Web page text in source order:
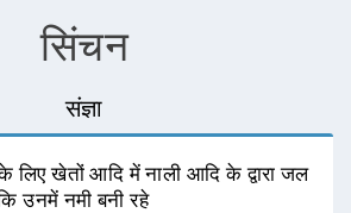
सिंचन
संज्ञा
लिए खेतों आदि में नाली आदि के द्वारा जल
उनमें नमी बनी रहे